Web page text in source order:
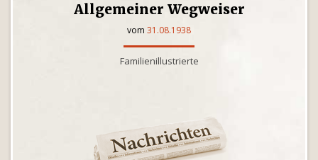
Allgemeiner Wegweiser
vom 31.08.1938
Familienillustrierte